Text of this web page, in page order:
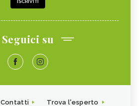
ISCRIVITI
Seguici su
Contatti Trova l'esperto